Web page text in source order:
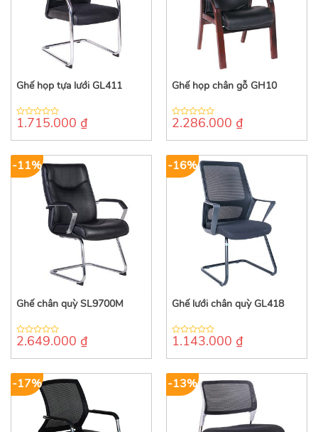
Ghế họp tựa lưới GL411
0
of
1.715.000 ₫
Ghế họp chân gỗ GH10
0
of
2.286.000 ₫
-11%
Ghế chân quỳ SL9700M
0
of
2.649.000 ₫
-16%
Ghế lưới chân quỳ GL418
0
of
1.143.000 ₫
-17% -13%